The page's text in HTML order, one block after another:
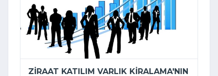
ZIRAAT KATILIM VARLIK KIRALAMA'NIN